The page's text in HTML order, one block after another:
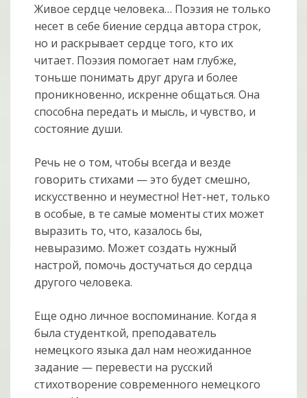
Живое сердце человека… Поэзия не только
несет в себе биение сердца автора строк,
но и раскрывает сердце того, кто их
читает. Поэзия помогает нам глубже,
тоньше понимать друг друга и более
проникновенно, искренне общаться. Она
способна передать и мысль, и чувство, и
состояние души.
Речь не о том, чтобы всегда и везде
говорить стихами — это будет смешно,
искусственно и неуместно! Нет-нет, только
в особые, в те самые моменты стих может
выразить то, что, казалось бы,
невыразимо. Может создать нужный
настрой, помочь достучаться до сердца
другого человека.
Еще одно личное воспоминание. Когда я
была студенткой, преподаватель
немецкого языка дал нам неожиданное
задание — перевести на русский
стихотворение современного немецкого